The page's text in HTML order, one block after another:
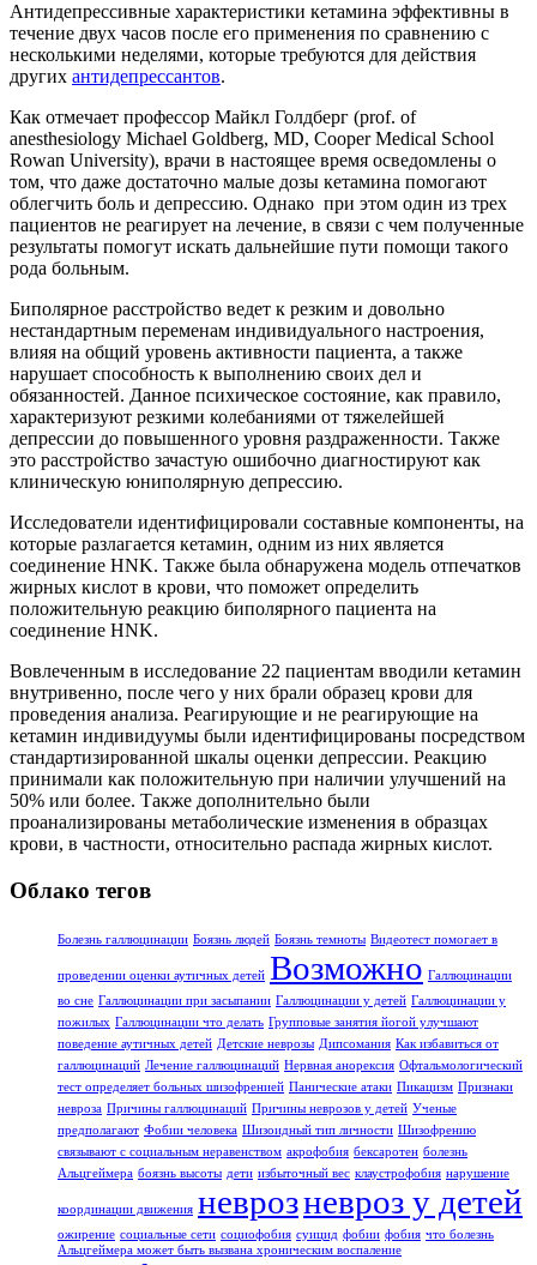
Антидепрессивные характеристики кетамина эффективны в
течение двух часов после его применения по сравнению с
несколькими неделями, которые требуются для действия
других антидепрессантов.
Как отмечает профессор Майкл Голдберг (prof. of
anesthesiology Michael Goldberg, MD, Cooper Medical School
Rowan University), врачи в настоящее время осведомлены о
том, что даже достаточно малые дозы кетамина помогают
облегчить боль и депрессию. Однако при этом один из трех
пациентов не реагирует на лечение, в связи с чем полученные
результаты помогут искать дальнейшие пути помощи такого
рода больным.
Биполярное расстройство ведет к резким и довольно
нестандартным переменам индивидуального настроения,
влияя на общий уровень активности пациента, а также
нарушает способность к выполнению своих дел и
обязанностей. Данное психическое состояние, как правило,
характеризуют резкими колебаниями от тяжелейшей
депрессии до повышенного уровня раздраженности. Также
это расстройство зачастую ошибочно диагностируют как
клиническую юниполярную депрессию.
Исследователи идентифицировали составные компоненты, на
которые разлагается кетамин, одним из них является
соединение HNK. Также была обнаружена модель отпечатков
жирных кислот в крови, что поможет определить
положительную реакцию биполярного пациента на
соединение HNK.
Вовлеченным в исследование 22 пациентам вводили кетамин
внутривенно, после чего у них брали образец крови для
проведения анализа. Реагирующие и не реагирующие на
кетамин индивидуумы были идентифицированы посредством
стандартизированной шкалы оценки депрессии. Реакцию
принимали как положительную при наличии улучшений на
50% или более. Также дополнительно были
проанализированы метаболические изменения в образцах
крови, в частности, относительно распада жирных кислот.
Облако тегов
Болезнь галлюцинации Боязнь людей Боязнь темноты Видеотест помогает в
проведении оценки аутичных детей Возможно Галлюцинации
во сне Галлюцинации при засыпании Галлюцинации у детей Галлюцинации у
пожилых Галлюцинации что делать Групповые занятия йогой улучшают
поведение аутичных детей Детские неврозы Дипсомания Как избавиться от
галлюцинаций Лечение галлюцинаций Нервная анорексия Офтальмологический
тест определяет больных шизофренией Панические атаки Пикацизм Признаки
невроза Причины галлюцинаций Причины неврозов у детей Ученые
предполагают Фобии человека Шизоидный тип личности Шизофрению
связывают с социальным неравенством акрофобия бексаротен болезнь
Альцгеймера боязнь высоты дети избыточный вес клаустрофобия нарушение
координации движения неврозневроз у детей
ожирение социальные сети социофобия суицид фобии фобия что болезнь
Альцгеймера может быть вызвана хроническим воспаление